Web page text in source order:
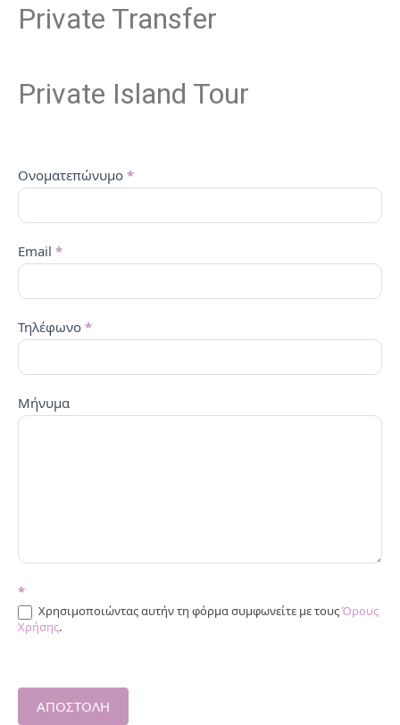
Private Transfer
Private Island Tour
Contact
Ονοματεπώνυμο *
Email *
Τηλέφωνο *
Μήνυμα
*
Χρησιμοποιώντας αυτήν τη φόρμα συμφωνείτε με τουςΌρους
Χρήσης.
ΑΠΟΣΤΟΛΗ